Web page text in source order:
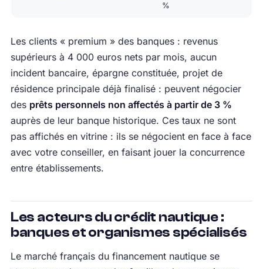
%
Les clients « premium » des banques : revenus
supérieurs à 4 000 euros nets par mois, aucun
incident bancaire, épargne constituée, projet de
résidence principale déjà finalisé : peuvent négocier
des prêts personnels non affectés à partir de 3 %
auprès de leur banque historique. Ces taux ne sont
pas affichés en vitrine : ils se négocient en face à face
avec votre conseiller, en faisant jouer la concurrence
entre établissements.
Les acteurs du crédit nautique :
banques et organismes spécialisés
Le marché français du financement nautique se